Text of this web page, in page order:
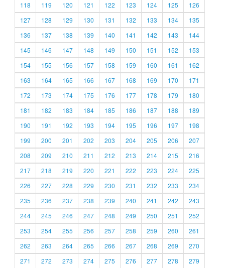
118
119 120 121 122 123 124 125
126
127
128 129 130 131 132 133 134
135
136
137 138 139 140 141 142 143
144
145
146 147 148 149 150 151 152
153
154
155 156 157 158 159 160 161
162
163
164 165 166 167 168 169 170
171
172
173 174 175 176 177 178 179
180
181
182 183 184 185 186 187 188
189
190
191 192 193 194 195 196 197
198
199
200 201 202 203 204 205 206
207
208
209 210 211 212 213 214 215
216
217
218 219 220 221 222 223 224
225
226
227 228 229 230 231 232 233
234
235
236 237 238 239 240 241 242
243
244
245 246 247 248 249 250 251
252
253
254 255 256 257 258 259 260
261
262
263 264 265 266 267 268 269
270
271
272 273 274 275 276 277 278
279